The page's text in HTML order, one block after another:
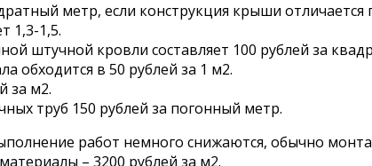
метр, если конструкция крыши
1,3-1,5.
штучной кровли составляет 100 рублей за
обходится в 50 рублей за 1 м2.
за м2.
труб 150 рублей за погонный метр.
работ немного снижаются, обычно
– 3200 рублей за м2.